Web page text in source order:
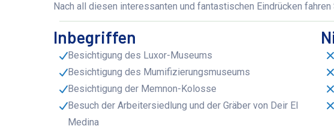
Nach all diesen interessanten und fantastischen Eindrücken
Inbegriffen
Besichtigung des Luxor-Museums
Besichtigung des Mumifizierungsmuseums
Besichtigung der Memnon-Kolosse
Besuch der Arbeitersiedlung und der Gräber von Deir El
Medina